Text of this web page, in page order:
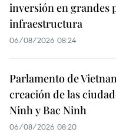
inversión en grandes
infraestructura
06/08/2026 08:24
Parlamento de
creación de las
Ninh y Bac Ninh
06/08/2026 08:20